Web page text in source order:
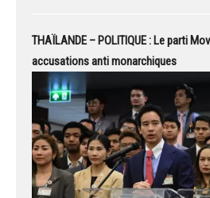
THAÏLANDE – POLITIQUE : Le parti
accusations anti monarchiques